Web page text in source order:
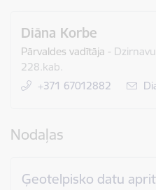
Diāna Korbe
Pārvaldes vadītāja -
228.kab.
+371 67012882
Nodaļas
Ģeotelpisko datu